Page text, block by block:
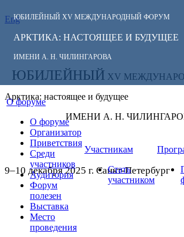
ЮБИЛЕЙНЫЙ XV МЕЖДУНАРОДНЫЙ ФОРУМ
АРКТИКА: НАСТОЯЩЕЕ И БУДУЩЕЕ
ИМЕНИ А. Н. ЧИЛИНГАРОВА
Eng
СЛЕДИТЕ ЗА
НОВОСТЯМИ
ФОРУМА:
ЮБИЛЕЙНЫЙ XV
Арктика: настоящее и будущее
ИМЕНИ А. Н.
9–10 декабря 2025 г. Санкт-Петербург
О форуме
О форуме
Организатор
Приветствия
Среди
участников
Аудитория
Форум
полезен
Выставка
Место
проведения
Участникам
Стать
участником